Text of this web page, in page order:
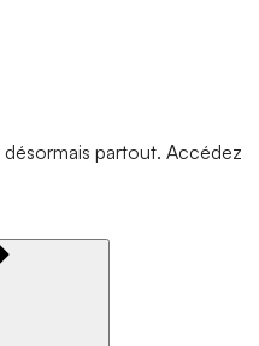
partout. Accédez